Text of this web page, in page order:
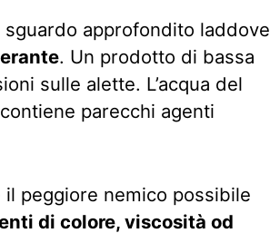
approfondito laddove
. Un prodotto di bassa
sulle alette. L’acqua del
parecchi agenti
peggiore nemico possibile
di colore, viscosità od